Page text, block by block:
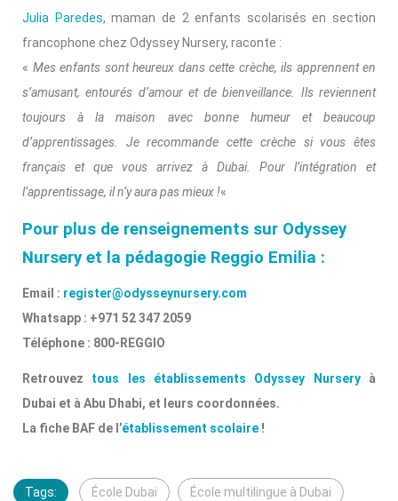
Julia Paredes, maman de 2 enfants scolarisés en section
francophone chez Odyssey Nursery, raconte :
« Mes enfants sont heureux dans cette crèche, ils apprennent en
s’amusant, entourés d’amour et de bienveillance. Ils reviennent
toujours à la maison avec bonne humeur et beaucoup
d’apprentissages. Je recommande cette crèche si vous êtes
français et que vous arrivez à Dubai. Pour l’intégration et
l’apprentissage, il n’y aura pas mieux !«
Pour plus de renseignements sur Odyssey
Nursery et la pédagogie Reggio Emilia :
Email : register@odysseynursery.com
Whatsapp : +971 52 347 2059
Téléphone : 800-REGGIO
Retrouvez tous les établissements Odyssey Nurseryà
Dubai et à Abu Dhabi, et leurs coordonnées.
La fiche BAF de l’établissement scolaire !
Tags: École Dubai École multilingue à Dubai